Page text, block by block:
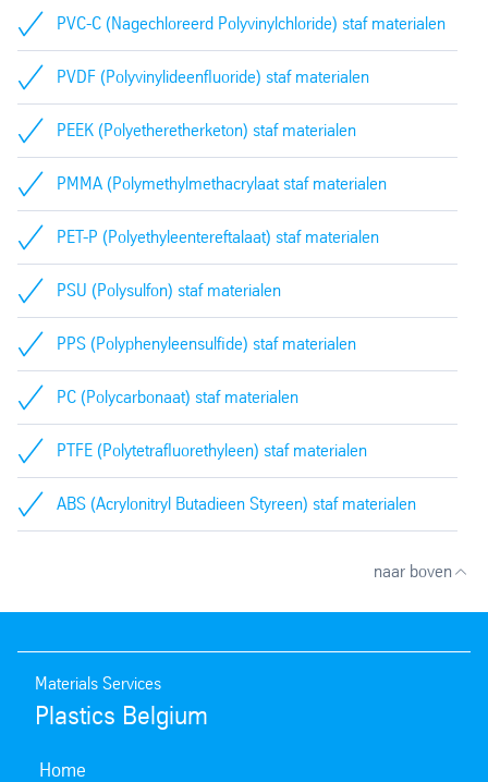
PVC-C (Nagechloreerd Polyvinylchloride) staf materialen
PVDF (Polyvinylideenfluoride) staf materialen
PEEK (Polyetheretherketon) staf materialen
PMMA (Polymethylmethacrylaat staf materialen
PET-P (Polyethyleentereftalaat) staf materialen
PSU (Polysulfon) staf materialen
PPS (Polyphenyleensulfide) staf materialen
PC (Polycarbonaat) staf materialen
PTFE (Polytetrafluorethyleen) staf materialen
ABS (Acrylonitryl Butadieen Styreen) staf materialen
naar boven
Materials Services
Plastics Belgium
Home